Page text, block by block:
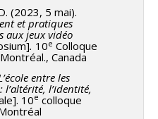
(2023, 5 mai).
et pratiques
aux jeux vidéo
. 10e Colloque
Canada
entre les
l’identité,
10e colloque